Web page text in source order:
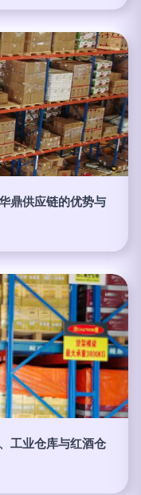
鼎供应链的优势与
工业仓库与红酒仓